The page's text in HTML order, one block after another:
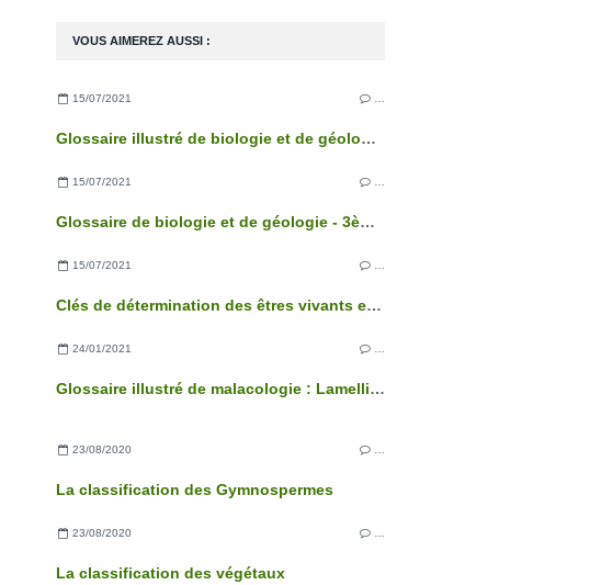
VOUS AIMEREZ AUSSI :
15/07/2021
Glossaire illustré de biologie et de géologie - 3ème édition
15/07/2021
Glossaire de biologie et de géologie - 3ème édition
15/07/2021
Clés de détermination des êtres vivants et des roches de France - 3ème édition
24/01/2021
Glossaire illustré de malacologie : Lamellibranches
23/08/2020
La classification des Gymnospermes
23/08/2020
La classification des végétaux